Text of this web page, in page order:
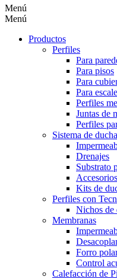
Menú
Menú
Productos
Perfiles
Para
Para pisos
Para
Para
Perfiles
Juntas de
Perfiles
Sistema de ducha
Drenajes
Substrato
Accesorios
Kits de
Perfiles con
Nichos de
Membranas
Forro
Control
Calefacción de